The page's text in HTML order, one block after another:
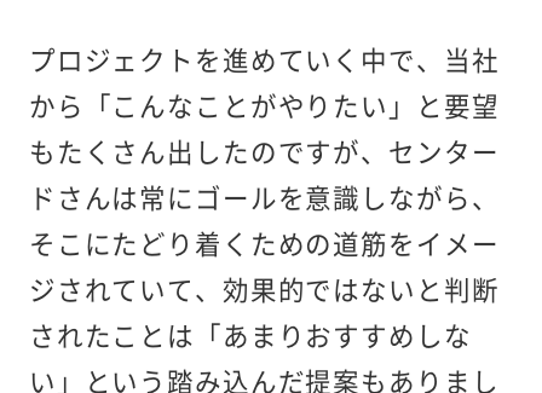
プロジェクトを進めていく中で、当社
から「こんなことがやりたい」と要望
もたくさん出したのですが、センター
ドさんは常にゴールを意識しながら、
そこにたどり着くための道筋をイメー
ジされていて、効果的ではないと判断
されたことは「あまりおすすめしな
い」という踏み込んだ提案もありまし